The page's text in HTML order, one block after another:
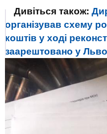
Дивіться також:
організував схему
коштів у ході
заарештовано у